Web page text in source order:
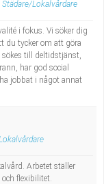
Städare/Lokalvårdare
i fokus. Vi söker dig
du tycker om att göra
sökes till deltidstjänst,
har god social
jobbat i något annat
Arbetet ställer
flexibilitet.